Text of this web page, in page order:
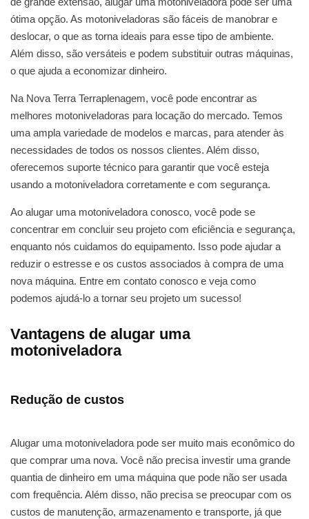
ótima opção. As motoniveladoras são fáceis de manobrar e
deslocar, o que as torna ideais para esse tipo de ambiente.
Além disso, são versáteis e podem substituir outras máquinas,
o que ajuda a economizar dinheiro.
Na Nova Terra Terraplenagem, você pode encontrar as
melhores motoniveladoras para locação do mercado. Temos
uma ampla variedade de modelos e marcas, para atender às
necessidades de todos os nossos clientes. Além disso,
oferecemos suporte técnico para garantir que você esteja
usando a motoniveladora corretamente e com segurança.
Ao alugar uma motoniveladora conosco, você pode se
concentrar em concluir seu projeto com eficiência e segurança,
enquanto nós cuidamos do equipamento. Isso pode ajudar a
reduzir o estresse e os custos associados à compra de uma
nova máquina. Entre em contato conosco e veja como
podemos ajudá-lo a tornar seu projeto um sucesso!
Vantagens de alugar uma
motoniveladora
Redução de custos
Alugar uma motoniveladora pode ser muito mais econômico do
que comprar uma nova. Você não precisa investir uma grande
quantia de dinheiro em uma máquina que pode não ser usada
com frequência. Além disso, não precisa se preocupar com os
custos de manutenção, armazenamento e transporte, já que